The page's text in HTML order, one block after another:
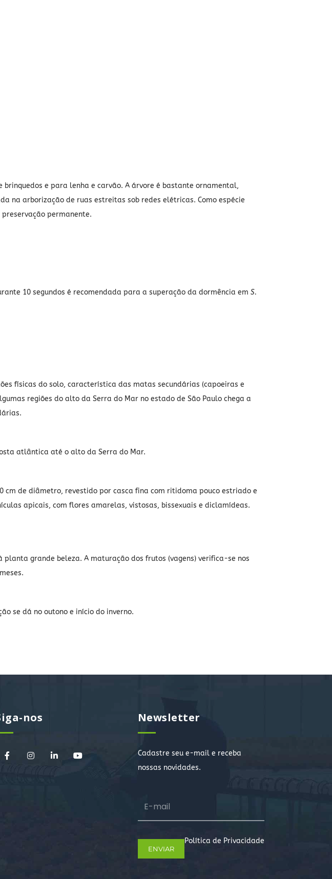
e para lenha e carvão. A árvore é bastante ornamental,
na arborização de ruas estreitas sob redes elétricas. Como espécie
permanente.
10 segundos é recomendada para a superação da dormência em S.
físicas do solo, característica das matas secundárias (capoeiras e
regiões do alto da Serra do Mar no estado de São Paulo chega a
atlântica até o alto da Serra do Mar.
de diâmetro, revestido por casca fina com ritidoma pouco estriado e
apicais, com flores amarelas, vistosas, bissexuais e diclamídeas.
grande beleza. A maturação dos frutos (vagens) verifica-se nos
se dá no outono e início do inverno.
nos Newsletter
Cadastre seu e-mail e receba
nossas novidades.
Política de Privacidade